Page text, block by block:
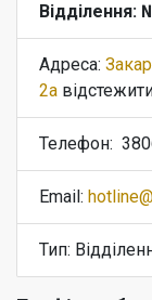
Відділення:
Адреса:
2а
Телефон:
Email:
Тип: